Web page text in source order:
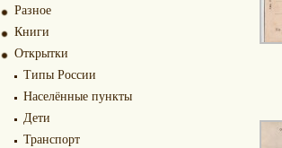
Разное
Книги
Открытки
Типы России
Населённые пункты
Дети
Транспорт